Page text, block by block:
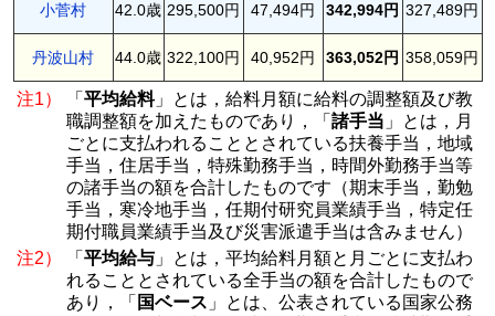
小菅村 42.0歳 295,500円 47,494円 342,994円 327,489円
丹波山村 44.0歳 322,100円 40,952円 363,052円 358,059円
注1） 「 平均給料」とは，給料月額に給料の調整額及び教
職調整額を加えたものであり，「 諸手当 」とは，月
ごとに支払われることとされている扶養手当，地域
手当，住居手当，特殊勤務手当，時間外勤務手当等
の諸手当の額を合計したものです（期末手当，勤勉
手当，寒冷地手当，任期付研究員業績手当，特定任
期付職員業績手当及び災害派遣手当は含みません）
注2）
「 平均給与」とは，平均給料月額と月ごとに支払わ
れることとされている全手当の額を合計したもので
あり，「 国ベース 」とは、公表されている国家公務